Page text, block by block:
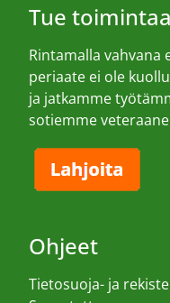
Tue
Rintamalla vahvana
periaate ei ole
ja jatkamme
sotiemme
Ohjeet
Tietosuoja- ja